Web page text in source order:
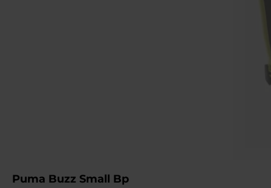
Puma Buzz Small Bp